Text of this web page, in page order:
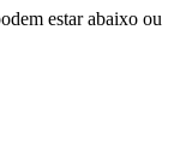
estar abaixo ou